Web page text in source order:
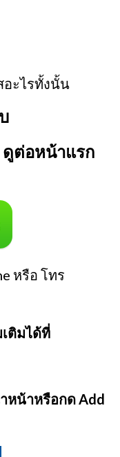
อะไรทั้งนั้น
ต่อหน้าแรก
หรือ โทร
ติมได้ที่
ำหน้าหรือกด Add